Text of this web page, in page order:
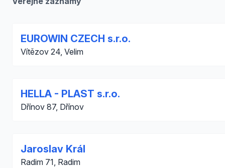
EUROWIN CZECH s.r.o.
Vítězov 24, Velim
HELLA - PLAST s.r.o.
Dřínov 87, Dřínov
Jaroslav Král
Radim 71, Radim